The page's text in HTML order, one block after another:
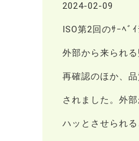
2024-02-09
ISO第2回のｻｰﾍﾞ
外部から来られ
再確認のほか、
されました。外
ハッとさせられ